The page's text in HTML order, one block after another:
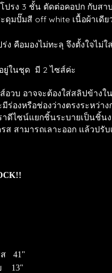
ปรง 3 ชั้น ตัดต่อคอปก กับสา
ดุมปั๊มสี off white เนื้อผ้าเดีย
ร่ง คือมองไม่ทะลุ จึงตั้งใจไม่
ยู่ในชุด มี 2 ไซส์ค่ะ
อวบ อาจจะต้องใส่สลิปข้างใ
ร่องหรือช่องว่างตรงระหว่า
าดีไซน์แยกชิ้นระบายเป็นชิ้นง
ส สามารถเลาะออก แล้วปรับ
ส 41"
13"